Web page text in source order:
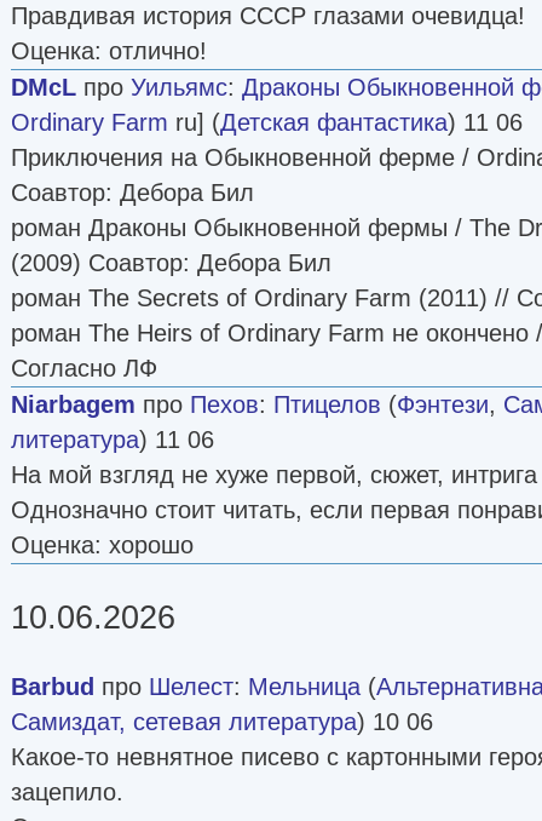
Правдивая история СССР глазами очевидца!
Оценка: отлично!
DMcL про Уильямс: Драконы Обыкновенной
Ordinary Farm ru] (Детская фантастика) 11 06
Приключения на Обыкновенной ферме /
Соавтор: Дебора Бил
роман Драконы Обыкновенной фермы / The
(2009) Соавтор: Дебора Бил
роман The Secrets of Ordinary Farm (2011) //
роман The Heirs of Ordinary Farm не
Согласно ЛФ
Niarbagem про Пехов: Птицелов (Фэнтези,
литература) 11 06
На мой взгляд не хуже первой, сюжет, интрига
Однозначно стоит читать, если первая
Оценка: хорошо
10.06.2026
Barbud про Шелест: Мельница (
Самиздат, сетевая литература) 10 06
Какое-то невнятное писево с картонными
зацепило.